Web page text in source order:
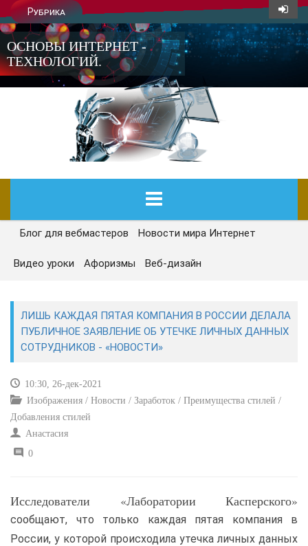
Рубрика
ОСНОВЫ ИНТЕРНЕТ -
ТЕХНОЛОГИЙ.
ГЛАВНАЯ
СЕГОДНЯ
ИНТЕРНЕТ И СВЯЗЬ
Блог для вебмастеров Новости мира Интернет
Видео уроки Афоризмы Веб-дизайн
ЛИШЬ КАЖДАЯ ПЯТАЯ КОМПАНИЯ В РОССИИ ДЕЛАЛА
ПУБЛИЧНОЕ ЗАЯВЛЕНИЕ ОБ УТЕЧКЕ ЛИЧНЫХ ДАННЫХ
СОТРУДНИКОВ - «НОВОСТИ»
10:30, 26-дек-2021
Изображения / Новости / Заработок / Преимущества стилей /
Добавления стилей
Анастасия
0
Исследователи «Лаборатории Касперского»
сообщают, что только каждая пятая компания в
России, у которой происходила утечка личных данных